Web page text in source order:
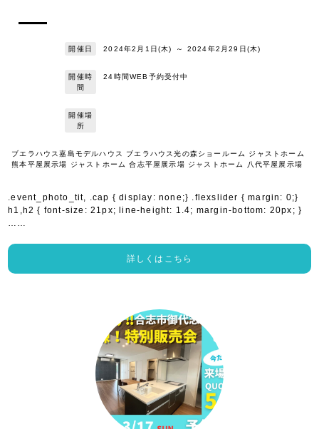
開催日 2024年2月1日(木) ～ 2024年2月29日(木)
開催時
間
24時間WEB予約受付中
開催場
所
ブエラハウス嘉島モデルハウス ブエラハウス光の森ショールーム ジャストホーム
熊本平屋展示場 ジャストホーム 合志平屋展示場 ジャストホーム 八代平屋展示場
.event_photo_tit, .cap { display: none;} .flexslider { margin: 0;}
h1,h2 { font-size: 21px; line-height: 1.4; margin-bottom: 20px; }
……
詳しくはこちら